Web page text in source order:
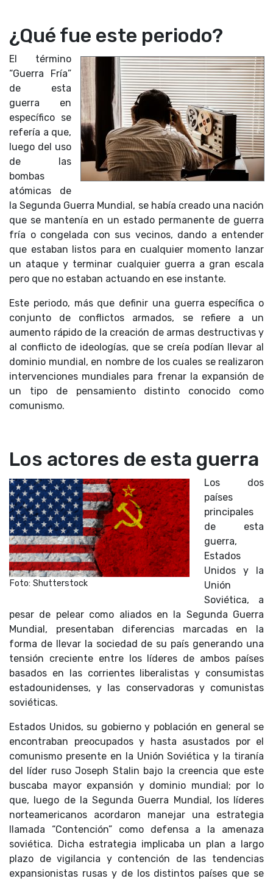
¿Qué fue este periodo?
El término
“Guerra Fría”
de esta
guerra en
específico se
refería a que,
luego del uso
de las
bombas
atómicas de
la Segunda Guerra Mundial, se había creado una nación
que se mantenía en un estado permanente de guerra
fría o congelada con sus vecinos, dando a entender
que estaban listos para en cualquier momento lanzar
un ataque y terminar cualquier guerra a gran escala
pero que no estaban actuando en ese instante.
Este periodo, más que definir una guerra específica o
conjunto de conflictos armados, se refiere a un
aumento rápido de la creación de armas destructivas y
al conflicto de ideologías, que se creía podían llevar al
dominio mundial, en nombre de los cuales se realizaron
intervenciones mundiales para frenar la expansión de
un tipo de pensamiento distinto conocido como
comunismo.
Los actores de esta guerra
Foto: Shutterstock
Los dos
países
principales
de esta
guerra,
Estados
Unidos y la
Unión
Soviética, a
pesar de pelear como aliados en la Segunda Guerra
Mundial, presentaban diferencias marcadas en la
forma de llevar la sociedad de su país generando una
tensión creciente entre los líderes de ambos países
basados en las corrientes liberalistas y consumistas
estadounidenses, y las conservadoras y comunistas
soviéticas.
Estados Unidos, su gobierno y población en general se
encontraban preocupados y hasta asustados por el
comunismo presente en la Unión Soviética y la tiranía
del líder ruso Joseph Stalin bajo la creencia que este
buscaba mayor expansión y dominio mundial; por lo
que, luego de la Segunda Guerra Mundial, los líderes
norteamericanos acordaron manejar una estrategia
llamada “Contención” como defensa a la amenaza
soviética. Dicha estrategia implicaba un plan a largo
plazo de vigilancia y contención de las tendencias
expansionistas rusas y de los distintos países que se